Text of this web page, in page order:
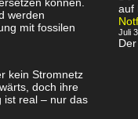
werden
mit fossilen
kein Stromnetz
doch ihre
ist real – nur das
auf
Juli